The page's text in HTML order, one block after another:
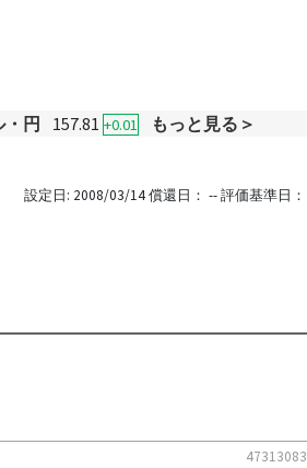
・円 157.81 +0.01
もっと見る＞
設定日: 2008/03/14 償還日： -- 評価基準日：
47313083